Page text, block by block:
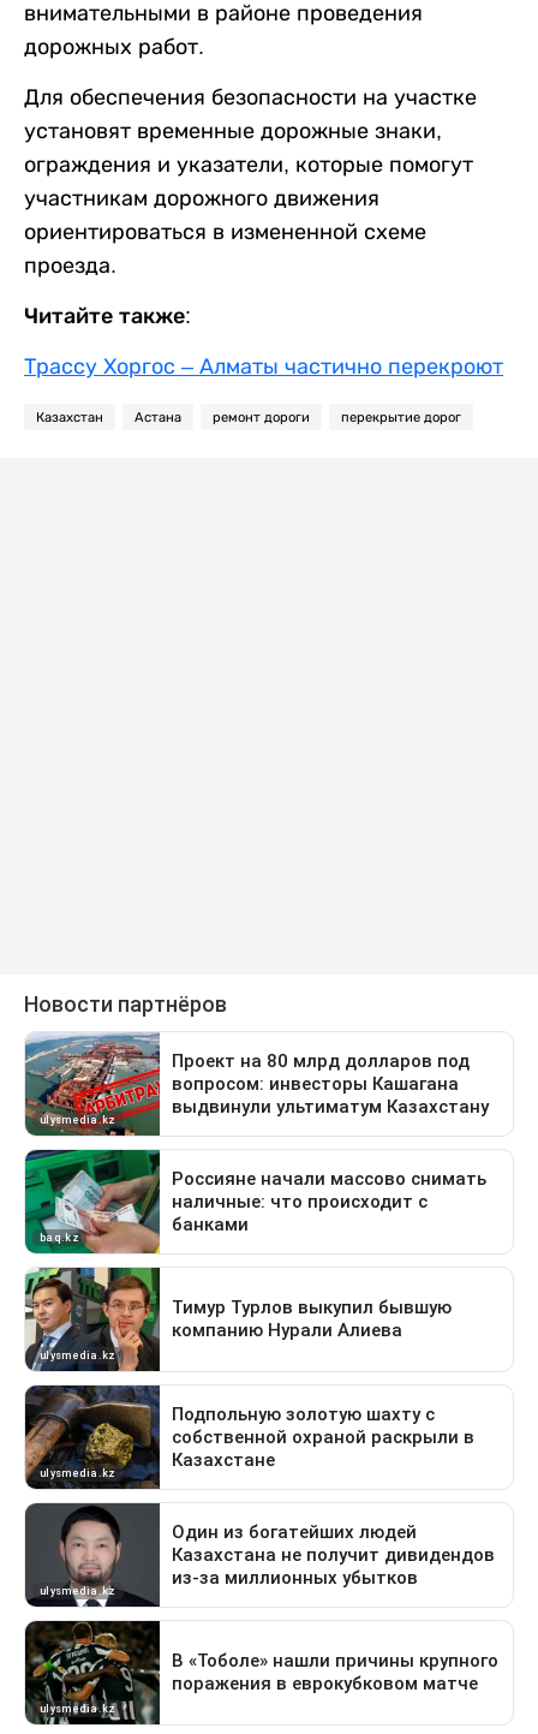
внимательными в районе проведения
дорожных работ.
Для обеспечения безопасности на участке
установят временные дорожные знаки,
ограждения и указатели, которые помогут
участникам дорожного движения
ориентироваться в измененной схеме
проезда.
Читайте также:
Трассу Хоргос – Алматы частично перекроют
Казахстан Астана ремонт дороги перекрытие дорог